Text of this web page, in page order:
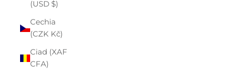
(USD $)
Cechia
(CZK Kč)
Ciad (XAF
CFA)